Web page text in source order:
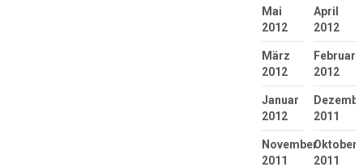
Mai
2012
April
2012
März
2012
Februar
2012
Januar
2012
2011
November
2011
Oktober
2011